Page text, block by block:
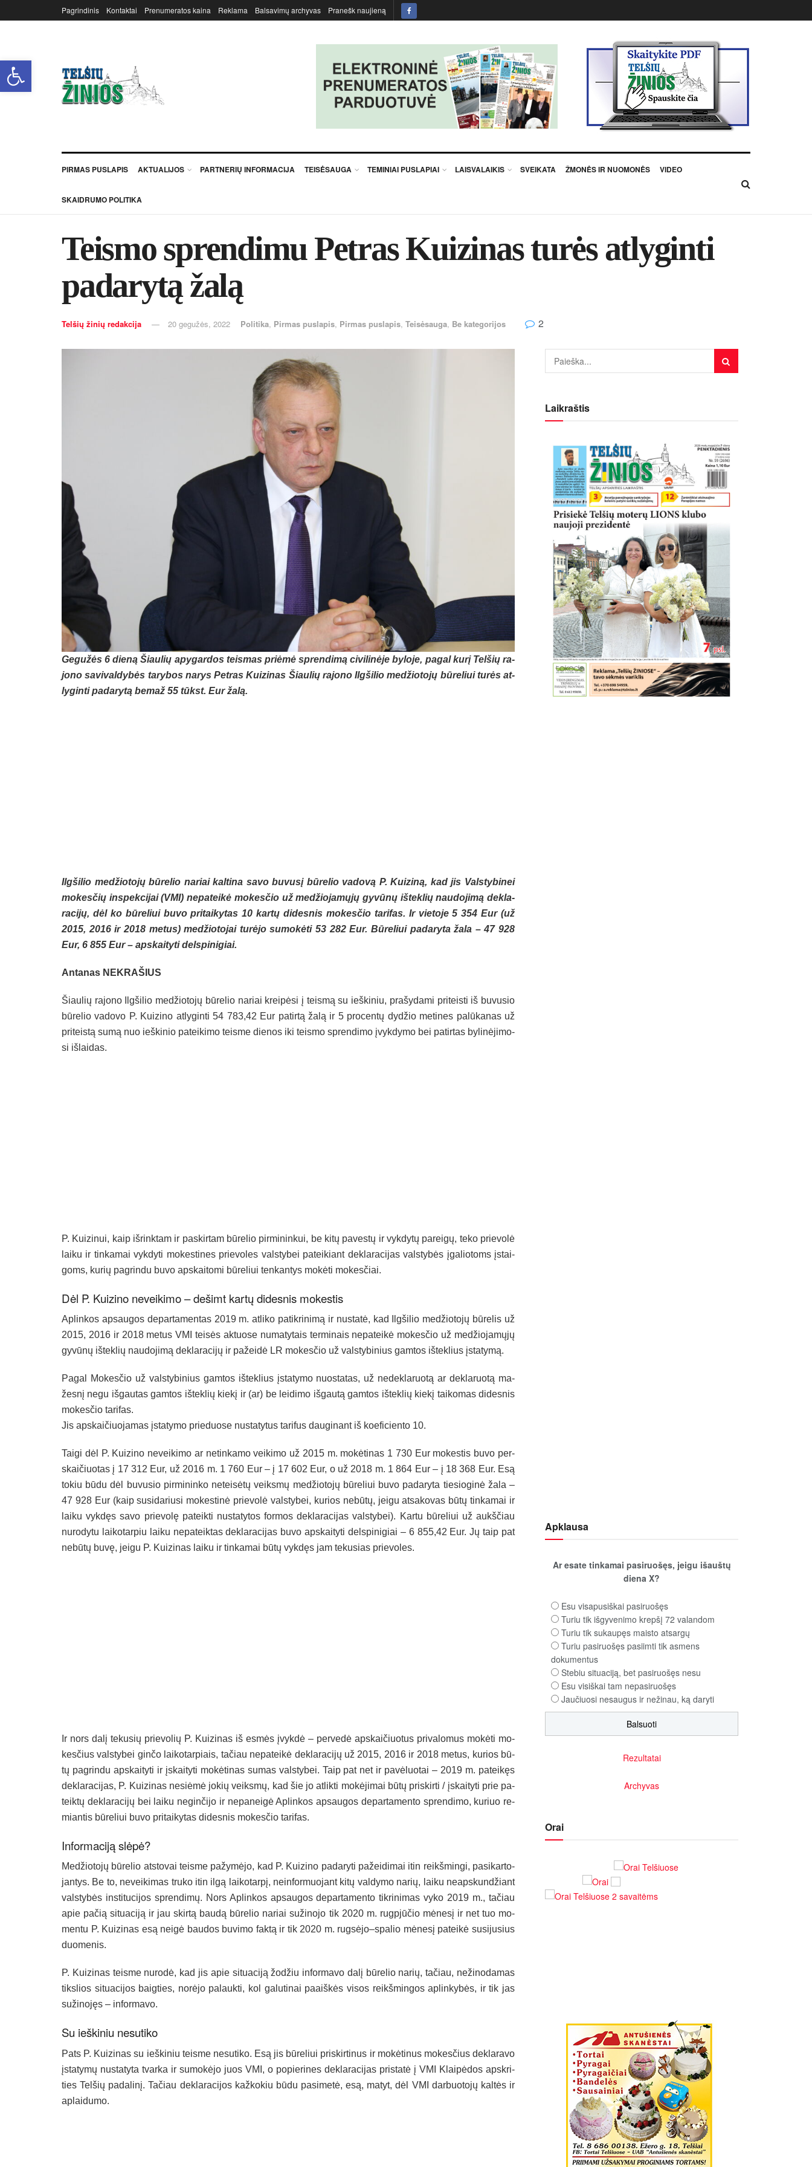
Open toolbar
Pagrindinis Kontaktai Prenumeratos kaina Reklama Balsavimų archyvas Pranešk naujieną
PIRMAS PUSLAPIS AKTUALIJOS PARTNERIŲ INFORMACIJA TEISĖSAUGA TEMINIAI PUSLAPIAI LAISVALAIKIS SVEIKATA ŽMONĖS IR NUOMONĖS VIDEO
SKAIDRUMO POLITIKA
Teismo sprendimu Petras Kuizinas turės atlyginti
padarytą žalą
Telšių žinių redakcija 20 gegužės, 2022 Politika, Pirmas puslapis, Pirmas puslapis, Teisėsauga, Be kategorijos 2
Ge­gu­žės 6 die­ną Šiau­lių apy­gar­dos teis­mas priė­mė spren­di­mą ci­vi­li­nė­je by­lo­je, pa­gal ku­rį Tel­šių ra­
jo­no sa­vi­val­dy­bės ta­ry­bos na­rys Pet­ras Kui­zi­nas Šiau­lių ra­jo­no Ilg­ši­lio me­džio­to­jų bū­re­liui tu­rės at­
ly­gin­ti pa­da­ry­tą be­maž 55 tūkst. Eur ža­lą.
Ilg­ši­lio me­džio­to­jų bū­re­lio na­riai kal­ti­na sa­vo bu­vu­sį bū­re­lio va­do­vą P. Kui­zi­ną, kad jis Vals­ty­bi­nei
mo­kes­čių ins­pek­ci­jai (VMI) ne­pa­tei­kė mo­kes­čio už me­džio­ja­mų­jų gy­vū­nų iš­tek­lių nau­do­ji­mą dek­la­
ra­ci­jų, dėl ko bū­re­liui bu­vo pri­tai­ky­tas 10 kar­tų di­des­nis mo­kes­čio ta­ri­fas. Ir vie­to­je 5 354 Eur (už
2015, 2016 ir 2018 me­tus) me­džio­to­jai tu­rė­jo su­mo­kė­ti 53 282 Eur. Bū­re­liui pa­da­ry­ta ža­la – 47 928
Eur, 6 855 Eur – ap­skai­ty­ti dels­pi­ni­giai.
An­ta­nas NEK­RA­ŠIUS
Šiau­lių ra­jo­no Ilg­ši­lio me­džio­to­jų bū­re­lio na­riai krei­pė­si į teis­mą su ieš­ki­niu, pra­šy­da­mi pri­teis­ti iš bu­vu­sio
bū­re­lio va­do­vo P. Kui­zi­no at­ly­gin­ti 54 783,42 Eur pa­tir­tą ža­lą ir 5 pro­cen­tų dy­džio me­ti­nes pa­lū­ka­nas už
pri­teis­tą su­mą nuo ieš­ki­nio pa­tei­ki­mo teis­me die­nos iki teis­mo spren­di­mo įvyk­dy­mo bei pa­tir­tas by­li­nė­ji­mo­
si iš­lai­das.
P. Kui­zi­nui, kaip iš­rink­tam ir pa­skir­tam bū­re­lio pir­mi­nin­kui, be ki­tų pa­ves­tų ir vyk­dy­tų pa­rei­gų, te­ko prie­vo­lė
lai­ku ir tin­ka­mai vyk­dy­ti mo­kes­ti­nes prie­vo­les vals­ty­bei pa­tei­kiant dek­la­ra­ci­jas vals­ty­bės įga­lio­toms įstai­
goms, ku­rių pa­grin­du bu­vo ap­skai­to­mi bū­re­liui ten­kan­tys mo­kė­ti mo­kes­čiai.
Dėl P. Kui­zi­no ne­vei­ki­mo – de­šimt kar­tų di­des­nis mo­kes­tis
Ap­lin­kos ap­sau­gos de­par­ta­men­tas 2019 m. at­li­ko pa­tik­ri­ni­mą ir nu­sta­tė, kad Ilg­ši­lio me­džio­to­jų bū­re­lis už
2015, 2016 ir 2018 me­tus VMI tei­sės ak­tuo­se nu­ma­ty­tais ter­mi­nais ne­pa­tei­kė mo­kes­čio už me­džio­ja­mų­jų
gy­vū­nų iš­tek­lių nau­do­ji­mą dek­la­ra­ci­jų ir pa­žei­dė LR mo­kes­čio už vals­ty­bi­nius gam­tos iš­tek­lius įsta­ty­mą.
Pa­gal Mo­kes­čio už vals­ty­bi­nius gam­tos iš­tek­lius įsta­ty­mo nuo­sta­tas, už ne­dek­la­ruo­tą ar dek­la­ruo­tą ma­
žes­nį ne­gu iš­gau­tas gam­tos iš­tek­lių kie­kį ir (ar) be lei­di­mo iš­gau­tą gam­tos iš­tek­lių kie­kį tai­ko­mas di­des­nis
mo­kes­čio ta­ri­fas.
Jis ap­skai­čiuo­ja­mas įsta­ty­mo prie­duo­se nu­sta­ty­tus ta­ri­fus dau­gi­nant iš koe­fi­cien­to 10.
Tai­gi dėl P. Kui­zi­no ne­vei­ki­mo ar ne­tin­ka­mo vei­ki­mo už 2015 m. mo­kė­ti­nas 1 730 Eur mo­kes­tis bu­vo per­
skai­čiuo­tas į 17 312 Eur, už 2016 m. 1 760 Eur – į 17 602 Eur, o už 2018 m. 1 864 Eur – į 18 368 Eur. Esą
to­kiu bū­du dėl bu­vu­sio pir­mi­nin­ko ne­tei­sė­tų veiks­mų me­džio­to­jų bū­re­liui bu­vo pa­da­ry­ta tie­sio­gi­nė ža­la –
47 928 Eur (kaip su­si­da­riu­si mo­kes­ti­nė prie­vo­lė vals­ty­bei, ku­rios ne­bū­tų, jei­gu at­sa­ko­vas bū­tų tin­ka­mai ir
lai­ku vyk­dęs sa­vo prie­vo­lę pa­teik­ti nu­sta­ty­tos for­mos dek­la­ra­ci­jas vals­ty­bei). Kar­tu bū­re­liui už aukš­čiau
nu­ro­dy­tu lai­ko­tar­piu lai­ku ne­pa­teik­tas dek­la­ra­ci­jas bu­vo ap­skai­ty­ti dels­pi­ni­giai – 6 855,42 Eur. Jų taip pat
ne­bū­tų bu­vę, jei­gu P. Kui­zi­nas lai­ku ir tin­ka­mai bū­tų vyk­dęs jam te­ku­sias prie­vo­les.
Ir nors da­lį te­ku­sių prie­vo­lių P. Kui­zi­nas iš es­mės įvyk­dė – per­ve­dė ap­skai­čiuo­tus pri­va­lo­mus mo­kė­ti mo­
kes­čius vals­ty­bei gin­čo lai­ko­tar­piais, ta­čiau ne­pa­tei­kė dek­la­ra­ci­jų už 2015, 2016 ir 2018 me­tus, ku­rios bū­
tų pa­grin­du ap­skai­ty­ti ir įskai­ty­ti mo­kė­ti­nas su­mas vals­ty­bei. Taip pat net ir pa­vė­luo­tai – 2019 m. pa­tei­kęs
dek­la­ra­ci­jas, P. Kui­zi­nas ne­siė­mė jo­kių veiks­mų, kad šie jo at­lik­ti mo­kė­ji­mai bū­tų pri­skir­ti / įskai­ty­ti prie pa­
teik­tų dek­la­ra­ci­jų bei lai­ku ne­gin­či­jo ir ne­pa­nei­gė Ap­lin­kos ap­sau­gos de­par­ta­men­to spren­di­mo, ku­riuo re­
mian­tis bū­re­liui bu­vo pri­tai­ky­tas di­des­nis mo­kes­čio ta­ri­fas.
In­for­ma­ci­ją slė­pė?
Me­džio­to­jų bū­re­lio at­sto­vai teis­me pa­žy­mė­jo, kad P. Kui­zi­no pa­da­ry­ti pa­žei­di­mai itin reikš­min­gi, pa­si­kar­to­
jan­tys. Be to, ne­vei­ki­mas tru­ko itin il­gą lai­ko­tar­pį, nein­for­muo­jant ki­tų val­dy­mo na­rių, lai­ku neaps­kun­džiant
vals­ty­bės ins­ti­tu­ci­jos spren­di­mų. Nors Ap­lin­kos ap­sau­gos de­par­ta­men­to tik­ri­ni­mas vy­ko 2019 m., ta­čiau
apie pa­čią si­tua­ci­ją ir jau skir­tą bau­dą bū­re­lio na­riai su­ži­no­jo tik 2020 m. rugp­jū­čio mė­ne­sį ir net tuo mo­
men­tu P. Kui­zi­nas esą nei­gė bau­dos bu­vi­mo fak­tą ir tik 2020 m. rugsėjo–spalio mė­ne­sį pa­tei­kė su­si­ju­sius
duo­me­nis.
P. Kui­zi­nas teis­me nu­ro­dė, kad jis apie si­tua­ci­ją žo­džiu in­for­ma­vo da­lį bū­re­lio na­rių, ta­čiau, ne­ži­no­da­mas
tiks­lios si­tua­ci­jos baig­ties, no­rė­jo pa­lauk­ti, kol ga­lu­ti­nai paaiš­kės vi­sos reikš­min­gos ap­lin­ky­bės, ir tik jas
su­ži­no­jęs – in­for­ma­vo.
Su ieš­ki­niu ne­su­ti­ko
Pats P. Kui­zi­nas su ieš­ki­niu teis­me ne­su­ti­ko. Esą jis bū­re­liui pri­skir­ti­nus ir mo­kė­ti­nus mo­kes­čius dek­la­ra­vo
įsta­ty­mų nu­sta­ty­ta tvar­ka ir su­mo­kė­jo juos VMI, o po­pie­ri­nes dek­la­ra­ci­jas pri­sta­tė į VMI Klai­pė­dos ap­skri­
ties Tel­šių pa­da­li­nį. Ta­čiau dek­la­ra­ci­jos kaž­ko­kiu bū­du pa­si­me­tė, esą, ma­tyt, dėl VMI dar­buo­to­jų kal­tės ir
ap­lai­du­mo.
Laikraštis
Apklausa
Ar esate tinkamai pasiruošęs, jeigu išauštų
diena X?
Esu visapusiškai pasiruošęs
Turiu tik išgyvenimo krepšį 72 valandom
Turiu tik sukaupęs maisto atsargų
Turiu pasiruošęs pasiimti tik asmens
dokumentus
Stebiu situaciją, bet pasiruošęs nesu
Esu visiškai tam nepasiruošęs
Jaučiuosi nesaugus ir nežinau, ką daryti
Rezultatai
Archyvas
Orai